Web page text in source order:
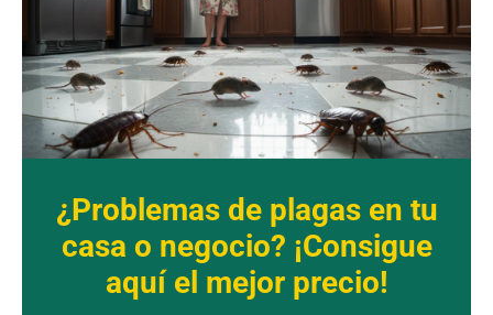
¿Problemas de plagas en tu
casa o negocio? ¡Consigue
aquí el mejor precio!